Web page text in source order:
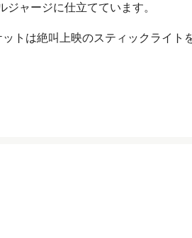
ャージに仕立てています。
トは絶叫上映のスティックライト